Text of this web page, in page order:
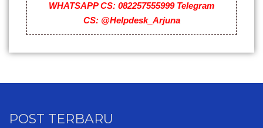
WHATSAPP CS: 082257555999Telegram
CS: @Helpdesk_Arjuna
POST TERBARU